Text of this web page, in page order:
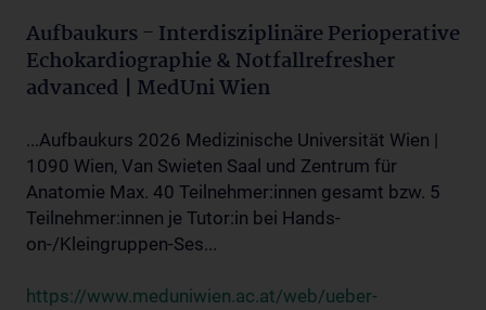
Aufbaukurs - Interdisziplinäre Perioperative
Echokardiographie & Notfallrefresher
advanced | MedUni Wien
...Aufbaukurs 2026 Medizinische Universität Wien |
1090 Wien, Van Swieten Saal und Zentrum für
Anatomie Max. 40 Teilnehmer:innen gesamt bzw. 5
Teilnehmer:innen je Tutor:in bei Hands-
on-/Kleingruppen-Ses...
https://www.meduniwien.ac.at/web/ueber-